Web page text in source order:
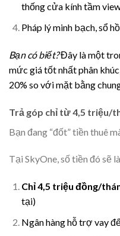
thống cửa kính tầm
Pháp lý minh bạch, sổ
Bạn có biết?Đây là một
mức giá tốt nhất phân
20% so với mặt bằng
Trả góp chỉ từ 4,5 triệu/
Bạn đang “đốt” tiền thuê
Tại SkyOne, số tiền đó sẽ
Chỉ 4,5 triệu đồng/
tại)
Ngân hàng hỗ trợ vay